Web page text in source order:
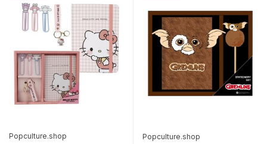
Popculture.shop Popculture.shop